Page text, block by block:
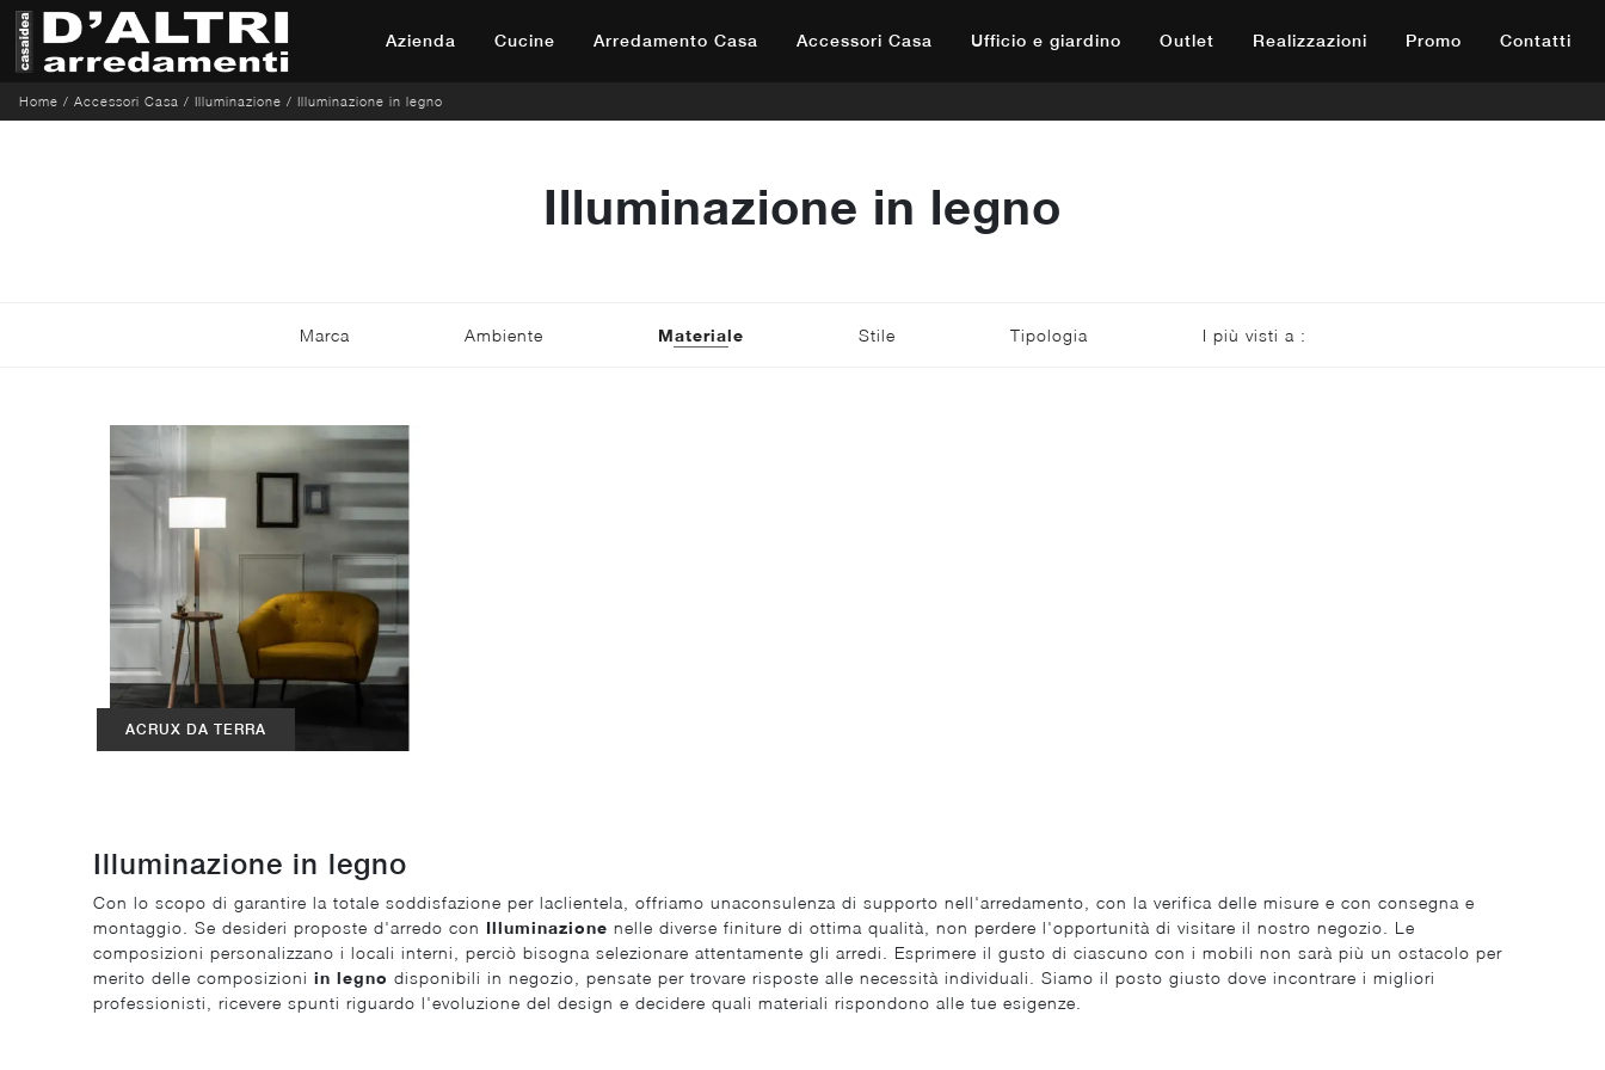
Azienda Cucine Arredamento Casa Accessori Casa Ufficio e giardino Outlet Realizzazioni Promo Contatti
Home / Accessori Casa / Illuminazione / Illuminazione in legno
Illuminazione in legno
Marca Ambiente Materiale Stile Tipologia I più visti a :
ACRUX DA TERRA
Illuminazione in legno
Con lo scopo di garantire la totale soddisfazione per laclientela, offriamo unaconsulenza di supporto nell'arredamento, con la verifica delle misure e con consegna e
montaggio. Se desideri proposte d'arredo con Illuminazione nelle diverse finiture di ottima qualità, non perdere l'opportunità di visitare il nostro negozio. Le
composizioni personalizzano i locali interni, perciò bisogna selezionare attentamente gli arredi. Esprimere il gusto di ciascuno con i mobili non sarà più un ostacolo per
merito delle composizioni in legno disponibili in negozio, pensate per trovare risposte alle necessità individuali. Siamo il posto giusto dove incontrare i migliori
professionisti, ricevere spunti riguardo l'evoluzione del design e decidere quali materiali rispondono alle tue esigenze.